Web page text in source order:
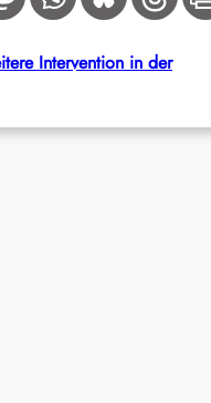
Intervention in der